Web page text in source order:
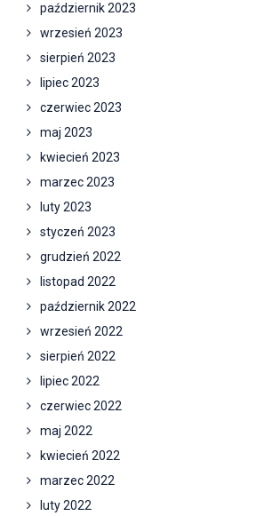
październik 2023
wrzesień 2023
sierpień 2023
lipiec 2023
czerwiec 2023
maj 2023
kwiecień 2023
marzec 2023
luty 2023
styczeń 2023
grudzień 2022
listopad 2022
październik 2022
wrzesień 2022
sierpień 2022
lipiec 2022
czerwiec 2022
maj 2022
kwiecień 2022
marzec 2022
luty 2022